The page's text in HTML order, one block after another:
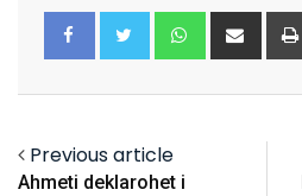
Whatsapp
Share
via
Previous article
Ahmeti deklarohet i